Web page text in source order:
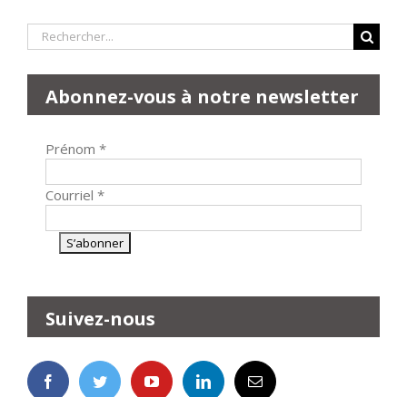
Rechercher:
Abonnez-vous à notre newsletter
Prénom *
Courriel *
Suivez-nous